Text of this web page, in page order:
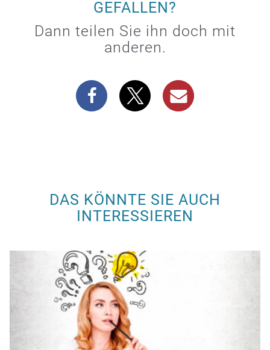
GEFALLEN?
Dann teilen Sie ihn doch mit
anderen.
DAS KÖNNTE SIE AUCH
INTERESSIEREN